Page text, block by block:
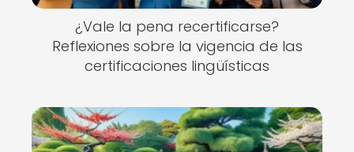
¿Vale la pena recertificarse?
Reflexiones sobre la vigencia de las
certificaciones lingüísticas